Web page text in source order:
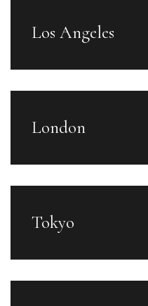
Los Angeles
London
Tokyo